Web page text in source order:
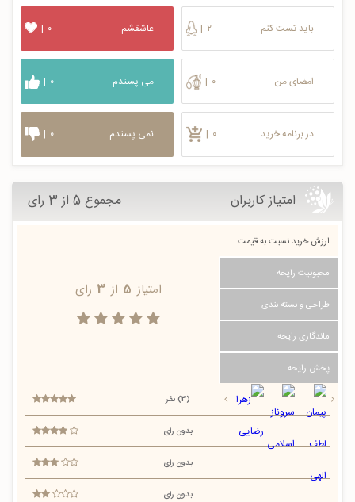
باید تست کنم | ۲
امضای من | ۰
در برنامه خرید | ۰
عاشقشم | ۰
می پسندم | ۰
نمی پسندم | ۰
امتیاز کاربران مجموع 5 از 3 رای
ارزش خرید نسبت به قیمت
محبوبیت رایحه
طراحی و بسته بندی
ماندگاری رایحه
پخش رایحه
امتیاز 5 از 3 رای
(3) نفر
بدون رای
بدون رای
بدون رای